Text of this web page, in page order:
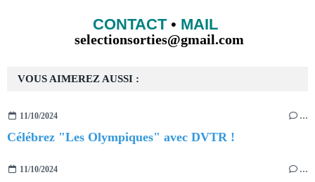
VOUS AIMEREZ AUSSI :
11/10/2024 …
Célébrez "Les Olympiques" avec DVTR !
11/10/2024 …
CONTACT• MAIL
selectionsorties@gmail.com